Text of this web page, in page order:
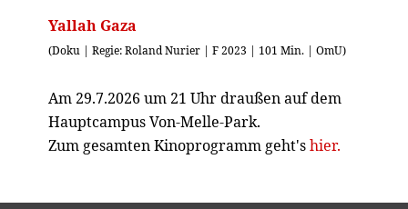
Yallah Gaza
(Doku | Regie: Roland Nurier | F 2023 | 101 Min. | OmU)
Am 29.7.2026 um 21 Uhr draußen auf dem
Hauptcampus Von-Melle-Park.
Zum gesamten Kinoprogramm geht'shier.